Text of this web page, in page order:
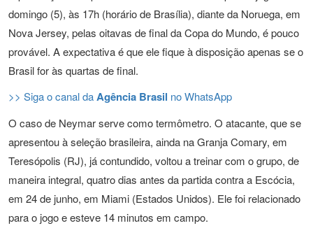
domingo (5), às 17h (horário de Brasília), diante da Noruega, em
Nova Jersey, pelas oitavas de final da Copa do Mundo, é pouco
provável. A expectativa é que ele fique à disposição apenas se o
Brasil for às quartas de final.
>> Siga o canal daAgência Brasil no WhatsApp
O caso de Neymar serve como termômetro. O atacante, que se
apresentou à seleção brasileira, ainda na Granja Comary, em
Teresópolis (RJ), já contundido, voltou a treinar com o grupo, de
maneira integral, quatro dias antes da partida contra a Escócia,
em 24 de junho, em Miami (Estados Unidos). Ele foi relacionado
para o jogo e esteve 14 minutos em campo.